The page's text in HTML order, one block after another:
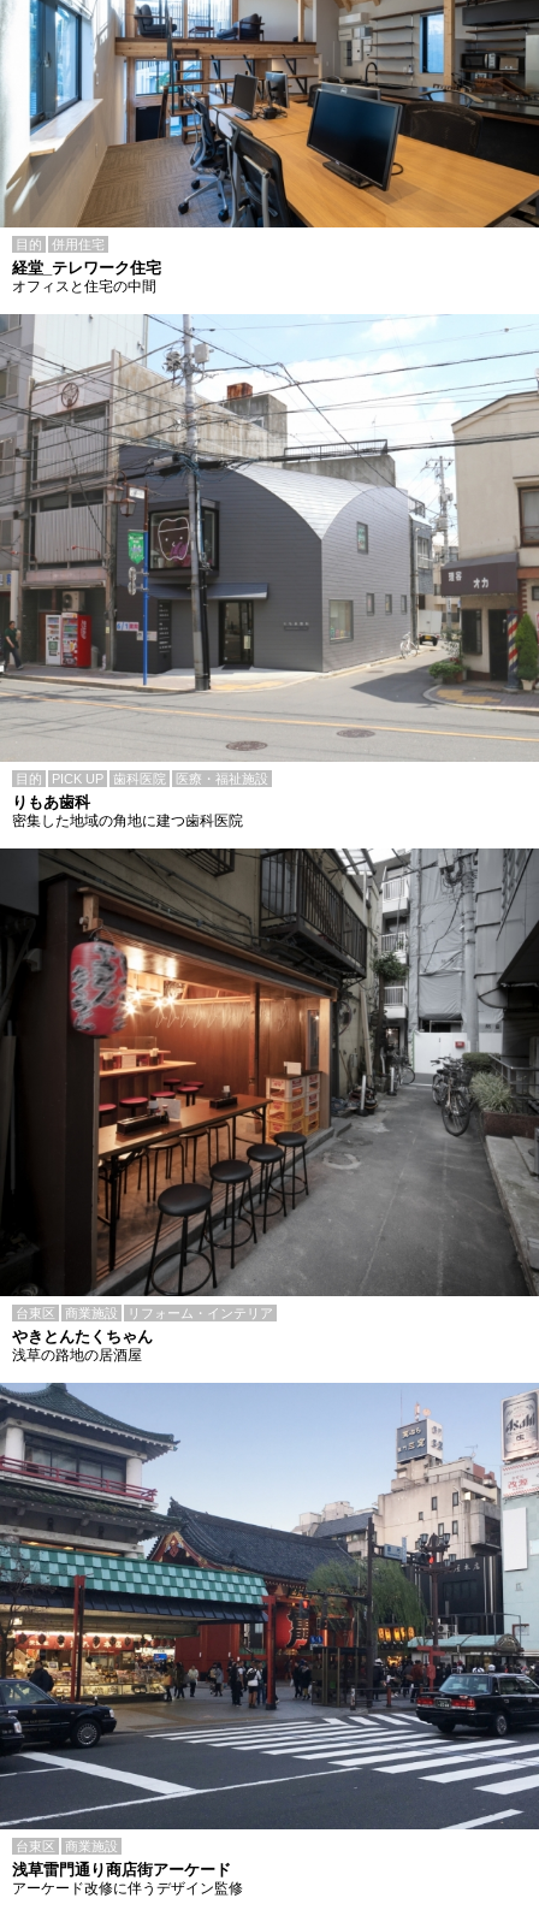
目的 併用住宅
経堂_テレワーク住宅
オフィスと住宅の中間
目的 PICK UP 歯科医院 医療・福祉施設
りもあ歯科
密集した地域の角地に建つ歯科医院
台東区 商業施設 リフォーム・インテリア
やきとんたくちゃん
浅草の路地の居酒屋
台東区 商業施設
浅草雷門通り商店街アーケード
アーケード改修に伴うデザイン監修